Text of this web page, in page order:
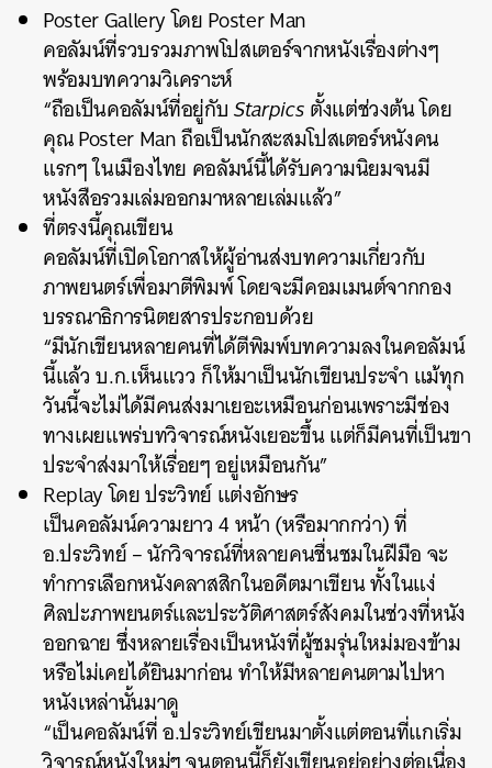
Poster Gallery โดย Poster Man
คอลัมน์ที่รวบรวมภาพโปสเตอร์จากหนังเรื่องต่างๆ
พร้อมบทความวิเคราะห์
“ถือเป็นคอลัมน์ที่อยู่กับStarpicsตั้งแต่ช่วงต้น โดย
คุณ Poster Man ถือเป็นนักสะสมโปสเตอร์หนังคน
แรกๆ ในเมืองไทย คอลัมน์นี้ได้รับความนิยมจนมี
หนังสือรวมเล่มออกมาหลายเล่มแล้ว”
ที่ตรงนี้คุณเขียน
คอลัมน์ที่เปิดโอกาสให้ผู้อ่านส่งบทความเกี่ยวกับ
ภาพยนตร์เพื่อมาตีพิมพ์ โดยจะมีคอมเมนต์จากกอง
บรรณาธิการนิตยสารประกอบด้วย
“มีนักเขียนหลายคนที่ได้ตีพิมพ์บทความลงในคอลัมน์
นี้แล้ว บ.ก.เห็นแวว ก็ให้มาเป็นนักเขียนประจำ แม้ทุก
วันนี้จะไม่ได้มีคนส่งมาเยอะเหมือนก่อนเพราะมีช่อง
ทางเผยแพร่บทวิจารณ์หนังเยอะขึ้น แต่ก็มีคนที่เป็นขา
ประจำส่งมาให้เรื่อยๆ อยู่เหมือนกัน”
Replay โดย ประวิทย์ แต่งอักษร
เป็นคอลัมน์ความยาว 4 หน้า (หรือมากกว่า) ที่
อ.ประวิทย์ – นักวิจารณ์ที่หลายคนชื่นชมในฝีมือ จะ
ทำการเลือกหนังคลาสสิกในอดีตมาเขียน ทั้งในแง่
ศิลปะภาพยนตร์และประวัติศาสตร์สังคมในช่วงที่หนัง
ออกฉาย ซึ่งหลายเรื่องเป็นหนังที่ผู้ชมรุ่นใหม่มองข้าม
หรือไม่เคยได้ยินมาก่อน ทำให้มีหลายคนตามไปหา
หนังเหล่านั้นมาดู
“เป็นคอลัมน์ที่ อ.ประวิทย์เขียนมาตั้งแต่ตอนที่แกเริ่ม